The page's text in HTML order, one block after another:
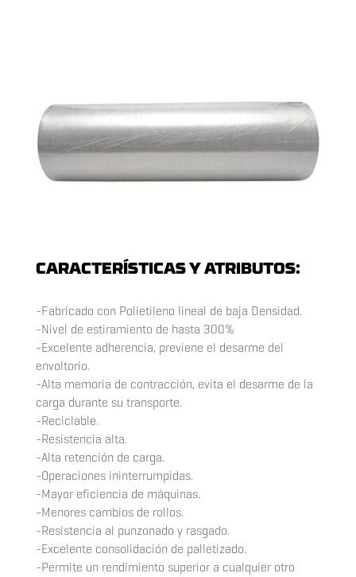
CARACTERÍSTICAS Y ATRIBUTOS:
-Fabricado con Polietileno lineal de baja Densidad.
-Nivel de estiramiento de hasta 300%
-Excelente adherencia, previene el desarme del
envoltorio.
-Alta memoria de contracción, evita el desarme de la
carga durante su transporte.
-Reciclable.
-Resistencia alta.
-Alta retención de carga.
-Operaciones ininterrumpidas.
-Mayor eficiencia de máquinas.
-Menores cambios de rollos.
-Resistencia al punzonado y rasgado.
-Excelente consolidación de palletizado.
-Permite un rendimiento superior a cualquier otro